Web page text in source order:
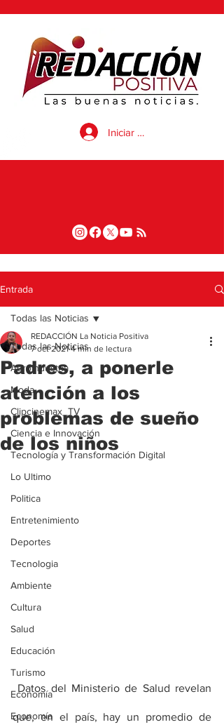
Iniciar sesión
Entrada
Todas las Noticias
Agroindustria
Moda
Clipcinemax_TV
Ciencia e Innovación
Tecnología y Transformación Digital
Lo Ultimo
Politica
Entretenimiento
Deportes
Tecnologia
Ambiente
Cultura
Salud
Educación
Turismo
Economía
Economía
Todas las Noticias
Padres, a ponerle
atención a los
problemas de sueño
de los niños
REDACCIÓN La Noticia Positiva
7 oct 2021 4 min de lectura
Datos del Ministerio de Salud revelan
que, en el país, hay un promedio de